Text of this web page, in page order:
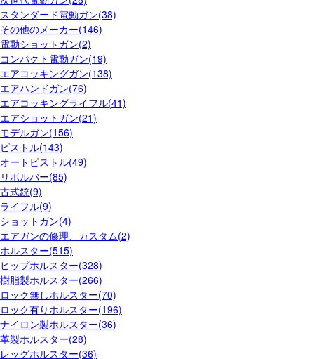
スタンダード電動ガン(38)
その他のメーカー(146)
電動ショットガン(2)
コンパクト電動ガン(19)
エアコッキングガン(138)
エアハンドガン(76)
エアコッキングライフル(41)
エアショットガン(21)
モデルガン(156)
ピストル(143)
オートピストル(49)
リボルバー(85)
古式銃(9)
ライフル(9)
ショットガン(4)
エアガンの修理、カスタム(2)
ホルスター(515)
ヒップホルスター(328)
樹脂製ホルスター(266)
ロック無しホルスター(70)
ロック有りホルスター(196)
ナイロン製ホルスター(36)
革製ホルスター(28)
レッグホルスター(36)